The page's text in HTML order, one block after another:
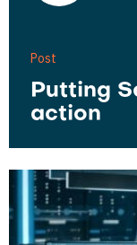
Post
Putting
action